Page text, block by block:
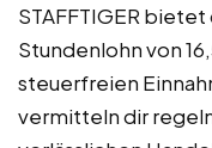
STAFFTIGER
Stundenlohn von
steuerfreien
vermitteln dir